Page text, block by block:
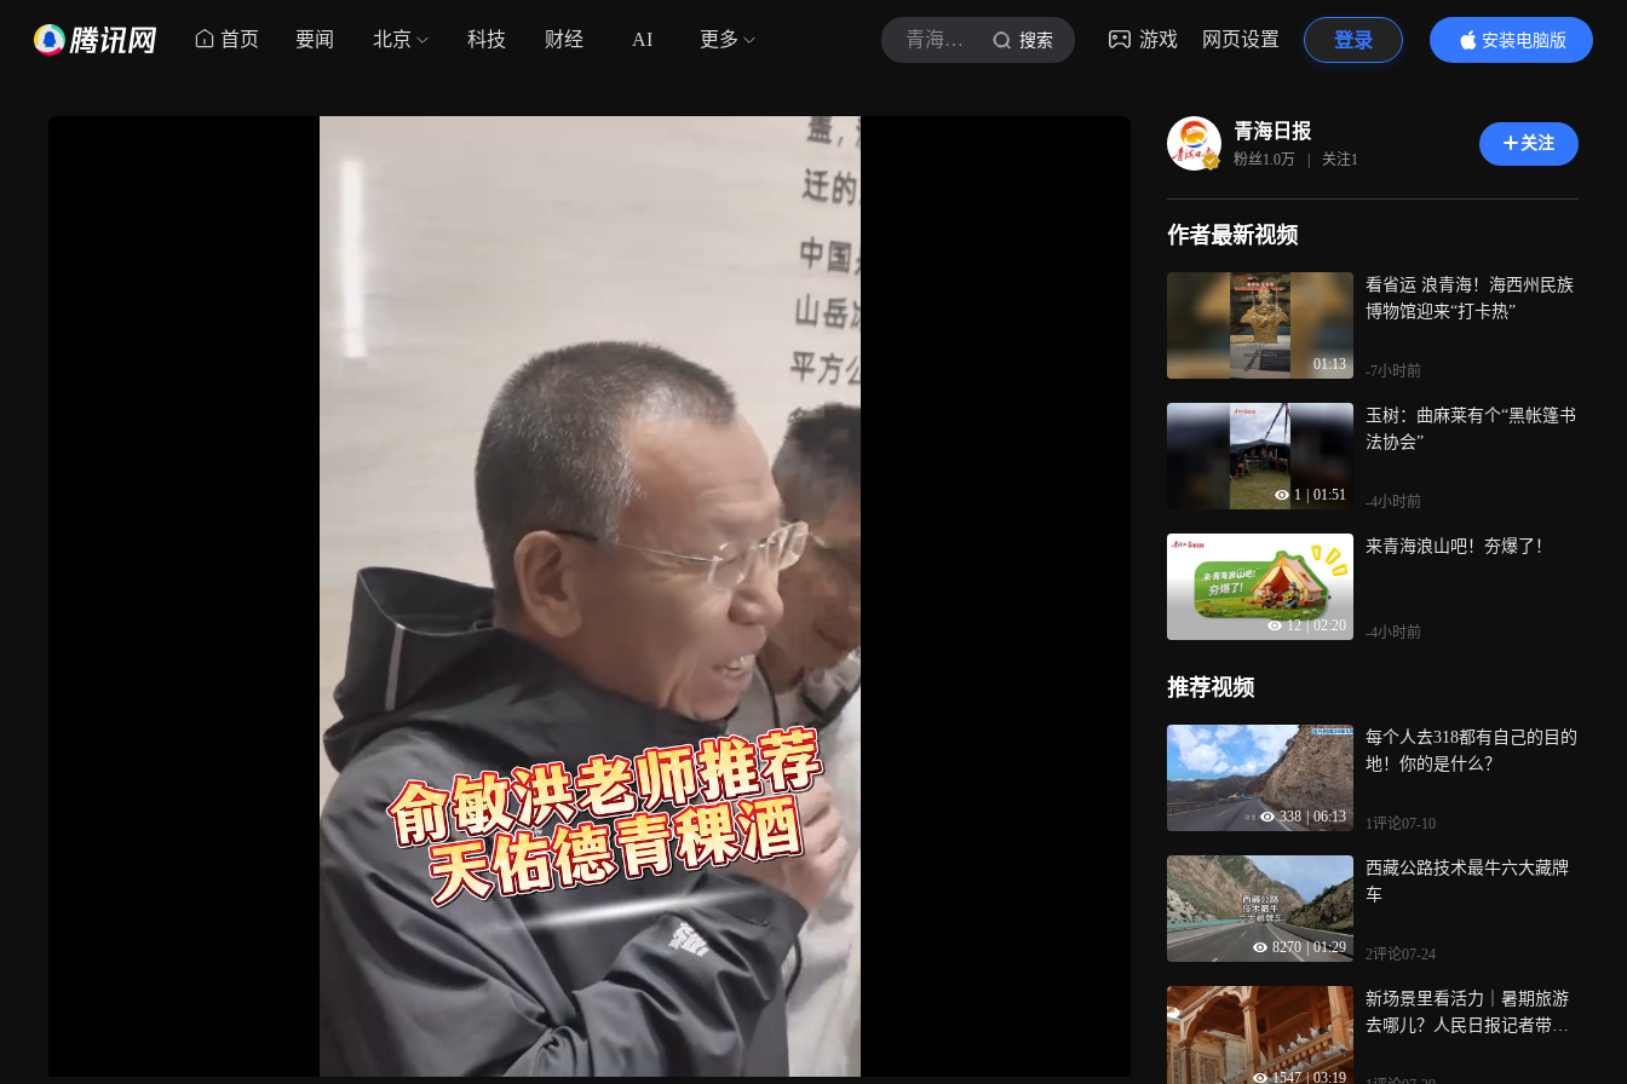
首页 要闻 北京 科技 财经 AI 更多 青海日报 搜索 游戏 网页设置 登录
安装电脑版
内容更精彩
青海日报
粉丝1.0万 | 关注1
关注
作者最新视频
01:13
看省运 浪青海！海西州民族
博物馆迎来“打卡热”
-7小时前
1 01:51
玉树：曲麻莱有个“黑帐篷书
法协会”
-4小时前
12 | 02:20
来青海浪山吧！夯爆了！
-4小时前
推荐视频
338 06:13
每个人去318都有自己的目的
地！你的是什么？
1评论07-10
8270 01:29
西藏公路技术最牛六大藏牌
车
2评论07-24
1547 | 03:19
新场景里看活力｜暑期旅游
去哪儿？人民日报记者带您